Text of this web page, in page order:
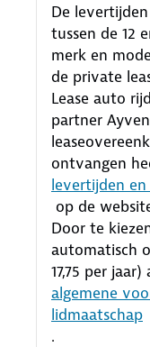
De
tussen de 12
merk en
de private
Lease auto
partner
ontvangen
levertijden
op de
Door te
automatisch
17,75 per
algemene
lidmaatschap
.